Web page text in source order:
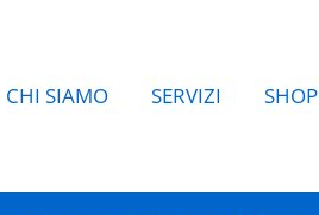
CHI SIAMO SERVIZI SHOP